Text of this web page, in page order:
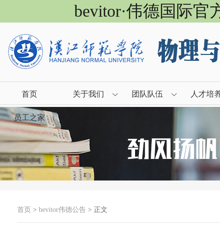
bevitor·伟德国际官
首页 关于我们 团队队伍 人才培
员工之家
首页 > bevitor伟德公告 > 正文